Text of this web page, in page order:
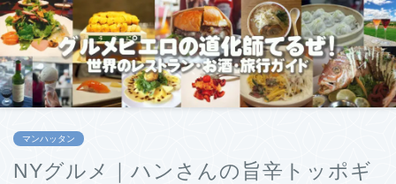
マンハッタン
NYグルメ｜ハンさんの旨辛トッポギ